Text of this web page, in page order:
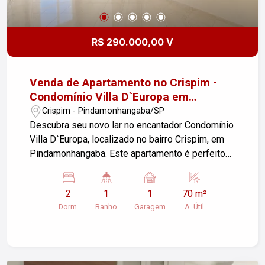
R$ 290.000,00 V
Venda de Apartamento no Crispim -
Condomínio Villa D`Europa em
Pindamonhangaba/SP
Crispim - Pindamonhangaba/SP
Descubra seu novo lar no encantador Condomínio
Villa D`Europa, localizado no bairro Crispim, em
Pindamonhangaba. Este apartamento é perfeito
só lugar. Características do Imóvel: - Área Útil:
70,00m² - Dormitórios: 2 aconchegantes
dormitórios - Banheiro: 1 banheiro moderno - Sala
2
Dorm.
1
Banho
1
Garagem
70 m²
A. Útil